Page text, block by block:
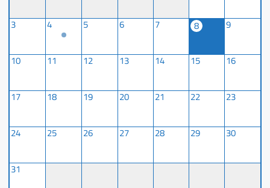
3 4 5 6 7 8 9
10 11 12 13 14 15 16
17 18 19 20 21 22 23
24 25 26 27 28 29 30
31